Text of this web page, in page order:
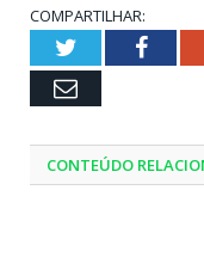
COMPARTILHAR:
Twitter
Email
CONTEÚDO